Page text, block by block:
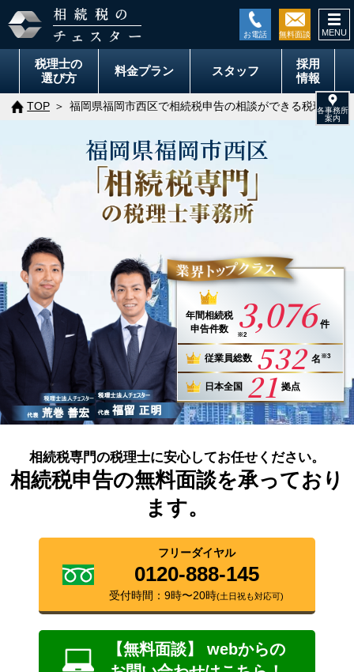
税理士の
選び方
料金プラン スタッフ
採用
情報
TOP 福岡県福岡市西区で相続税申告の相談ができる税理士事
福岡県福岡市西区
年間相続税
申告件数
3,076 件
※2
従業員総数 532 名 ※3
日本全国 21 拠点
相続税専門の税理士に安心してお任せください。
相続税申告の無料面談を承っており
ます。
フリーダイヤル
0120-888-145
受付時間：9時〜20時(土日祝も対応可)
【無料面談】 webからの